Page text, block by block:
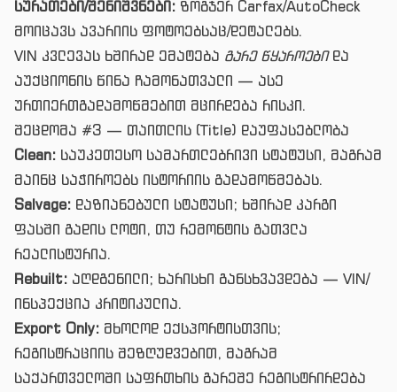
სურათები/შენიშვნები: ზოგჯერ Carfax/AutoCheck
მოიცავს ავარიის ფოტოებსაც/დეტალებს.
VIN კვლევას ხშირად ემატება გარე წყაროებიდა
აუქციონის წინა ჩამონათვალი — ასე
ურთიერთგადამოწმებით მცირდება რისკი.
შეცდომა #3 — თაითლის (Title) დაუფასებლობა
Clean: საუკეთესო სამართლებრივი სტატუსი, მაგრამ
მაინც საჭიროებს ისტორიის გადამოწმებას.
Salvage: დაზიანებული სტატუსი; ხშირად კარგი
ფასში გადის ლოტი, თუ რემონტის გათვლა
რეალისტურია.
Rebuilt: აღდგენილი; ხარისხი განსხვავდება — VIN/
ინსპექცია კრიტიკულია.
Export Only: მხოლოდ ექსპორტისთვის;
რეგისტრაციის შეზღუდვებით, მაგრამ
საქართველოში საფრთხის გარეშე რეგისტრირდება